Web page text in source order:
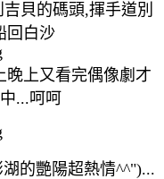
貝的碼頭,揮手道別
回白沙
晚上又看完偶像劇才
...呵呵
的艷陽超熱情^^")...